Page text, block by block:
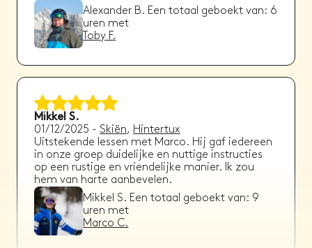
Alexander B. Een totaal geboekt van: 6
uren met
Toby F.
Mikkel S.
01/12/2025 -Skiën, Hintertux
Uitstekende lessen met Marco. Hij gaf iedereen
in onze groep duidelijke en nuttige instructies
op een rustige en vriendelijke manier. Ik zou
hem van harte aanbevelen.
Mikkel S. Een totaal geboekt van: 9
uren met
Marco C.